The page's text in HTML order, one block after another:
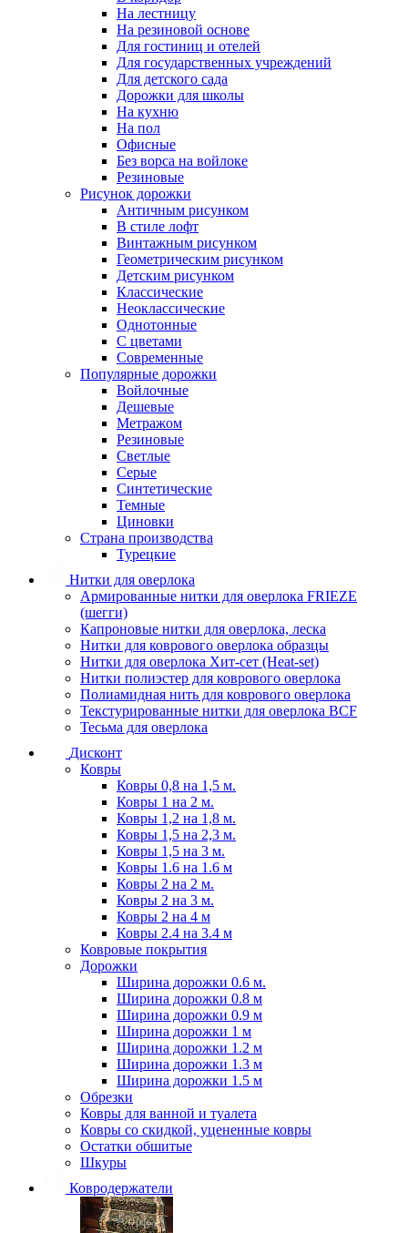
На лестницу
На резиновой основе
Для гостиниц и отелей
Для государственных учреждений
Для детского сада
Дорожки для школы
На кухню
На пол
Офисные
Без ворса на войлоке
Резиновые
Рисунок дорожки
Античным рисунком
В стиле лофт
Винтажным рисунком
Геометрическим рисунком
Детским рисунком
Классические
Неоклассические
Однотонные
С цветами
Современные
Популярные дорожки
Войлочные
Дешевые
Метражом
Резиновые
Светлые
Серые
Синтетические
Темные
Циновки
Страна производства
Турецкие
Нитки для оверлока
Армированные нитки для оверлока FRIEZE
(шегги)
Капроновые нитки для оверлока, леска
Нитки для коврового оверлока образцы
Нитки для оверлока Хит-сет (Heat-set)
Нитки полиэстер для коврового оверлока
Полиамидная нить для коврового оверлока
Текстурированные нитки для оверлока BCF
Тесьма для оверлока
Дисконт
Ковры
Ковры 0,8 на 1,5 м.
Ковры 1 на 2 м.
Ковры 1,2 на 1,8 м.
Ковры 1,5 на 2,3 м.
Ковры 1,5 на 3 м.
Ковры 1.6 на 1.6 м
Ковры 2 на 2 м.
Ковры 2 на 3 м.
Ковры 2 на 4 м
Ковры 2.4 на 3.4 м
Ковровые покрытия
Дорожки
Ширина дорожки 0.6 м.
Ширина дорожки 0.8 м
Ширина дорожки 0.9 м
Ширина дорожки 1 м
Ширина дорожки 1.2 м
Ширина дорожки 1.3 м
Ширина дорожки 1.5 м
Обрезки
Ковры для ванной и туалета
Ковры со скидкой, уцененные ковры
Остатки обшитые
Шкуры
Ковродержатели